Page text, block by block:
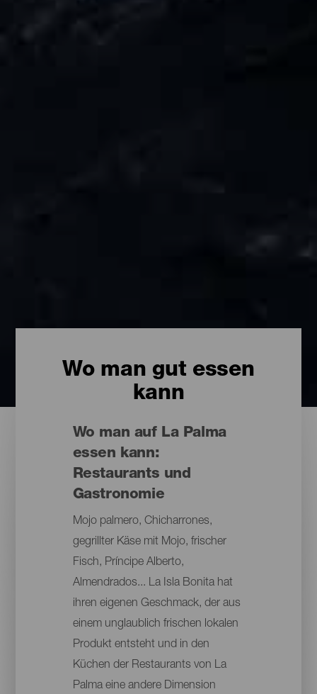
Wo man gut essen
kann
Wo man auf La Palma
essen kann:
Restaurants und
Gastronomie
Mojo palmero, Chicharrones,
gegrillter Käse mit Mojo, frischer
Fisch, Príncipe Alberto,
Almendrados... La Isla Bonita hat
ihren eigenen Geschmack, der aus
einem unglaublich frischen lokalen
Produkt entsteht und in den
Küchen der Restaurants von La
Palma eine andere Dimension